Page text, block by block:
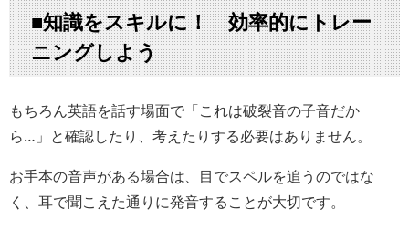
■知識をスキルに！ 効率的にトレー
ニングしよう
もちろん英語を話す場面で「これは破裂音の子音だか
ら…」と確認したり、考えたりする必要はありません。
お手本の音声がある場合は、目でスペルを追うのではな
く、耳で聞こえた通りに発音することが大切です。